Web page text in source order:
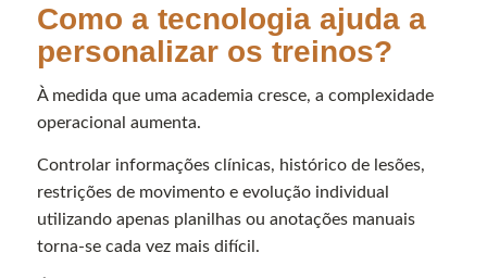
Como a tecnologia ajuda a
personalizar os treinos?
À medida que uma academia cresce, a complexidade
operacional aumenta.
Controlar informações clínicas, histórico de lesões,
restrições de movimento e evolução individual
utilizando apenas planilhas ou anotações manuais
torna-se cada vez mais difícil.